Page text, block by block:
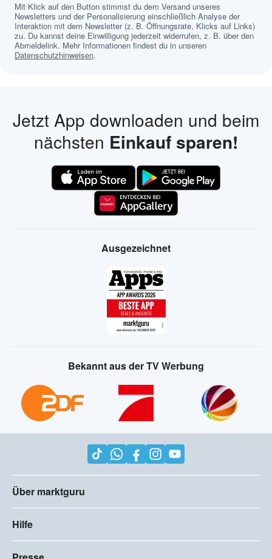
Mit Klick auf den Button stimmst du dem Versand unseres
Newsletters und der Personalisierung einschließlich Analyse der
Interaktion mit dem Newsletter (z. B. Öffnungsrate, Klicks auf Links)
zu. Du kannst deine Einwilligung jederzeit widerrufen, z. B. über den
Abmeldelink. Mehr Informationen findest du in unseren
Datenschutzhinweisen.
Jetzt App downloaden und beim
nächsten Einkauf sparen!
Ausgezeichnet
Bekannt aus der TV Werbung
Über marktguru
Hilfe